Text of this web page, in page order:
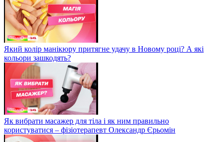
Який колір манікюру притягне удачу в Новому році? А які
кольори зашкодять?
Як вибрати масажер для тіла і як ним правильно
користуватися – фізіотерапевт Олександр Єрьомін